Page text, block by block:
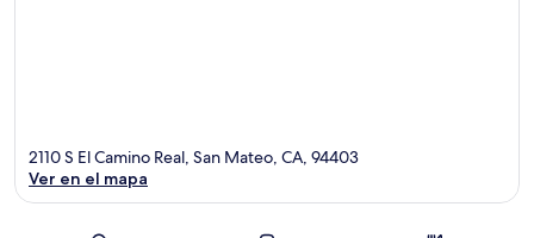
2110 S El Camino Real, San Mateo, CA, 94403
Ver en el mapa